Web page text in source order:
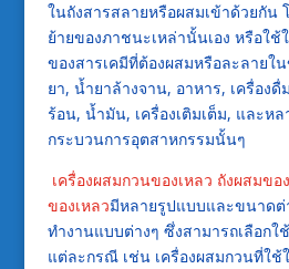
ในถังสารสลายหรือผสมเข้าด้วยกัน
ย้ายของภาชนะเหล่านั้นเอง หรือใช้
ของสารเคมีที่ต้องผสมหรือละลายใ
ยา, น้ำยาล้างจาน, อาหาร, เครื่อง
ร้อน, น้ำมัน, เครื่องเติมเต็ม, และห
กระบวนการอุตสาหกรรมนั้นๆ
เครื่องผสมกวนของเหลว ถังผสมขอ
ของเหลวมีหลายรูปแบบและขนาดต่
ทำงานแบบต่างๆ ซึ่งสามารถเลือกใ
แต่ละกรณี เช่น เครื่องผสมกวนที่ใช้